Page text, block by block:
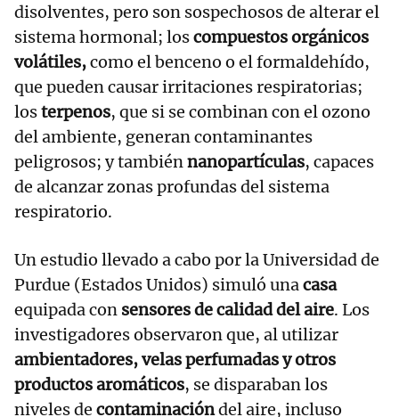
disolventes, pero son sospechosos de alterar el
sistema hormonal; loscompuestos orgánicos
volátiles,como el benceno o el formaldehído,
que pueden causar irritaciones respiratorias;
losterpenos, que si se combinan con el ozono
del ambiente, generan contaminantes
peligrosos; y tambiénnanopartículas, capaces
de alcanzar zonas profundas del sistema
respiratorio.
Un estudio llevado a cabo por la Universidad de
Purdue (Estados Unidos) simuló unacasa
equipada con sensores de calidad del aire. Los
investigadores observaron que, al utilizar
ambientadores, velas perfumadas y otros
productos aromáticos, se disparaban los
niveles de contaminacióndel aire, incluso